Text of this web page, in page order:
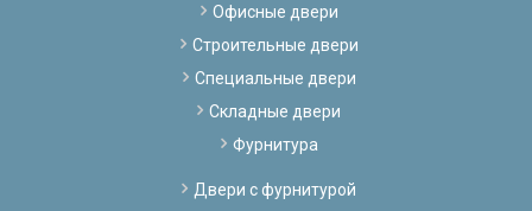
Офисные двери
Строительные двери
Специальные двери
Складные двери
Фурнитура
Двери с фурнитурой